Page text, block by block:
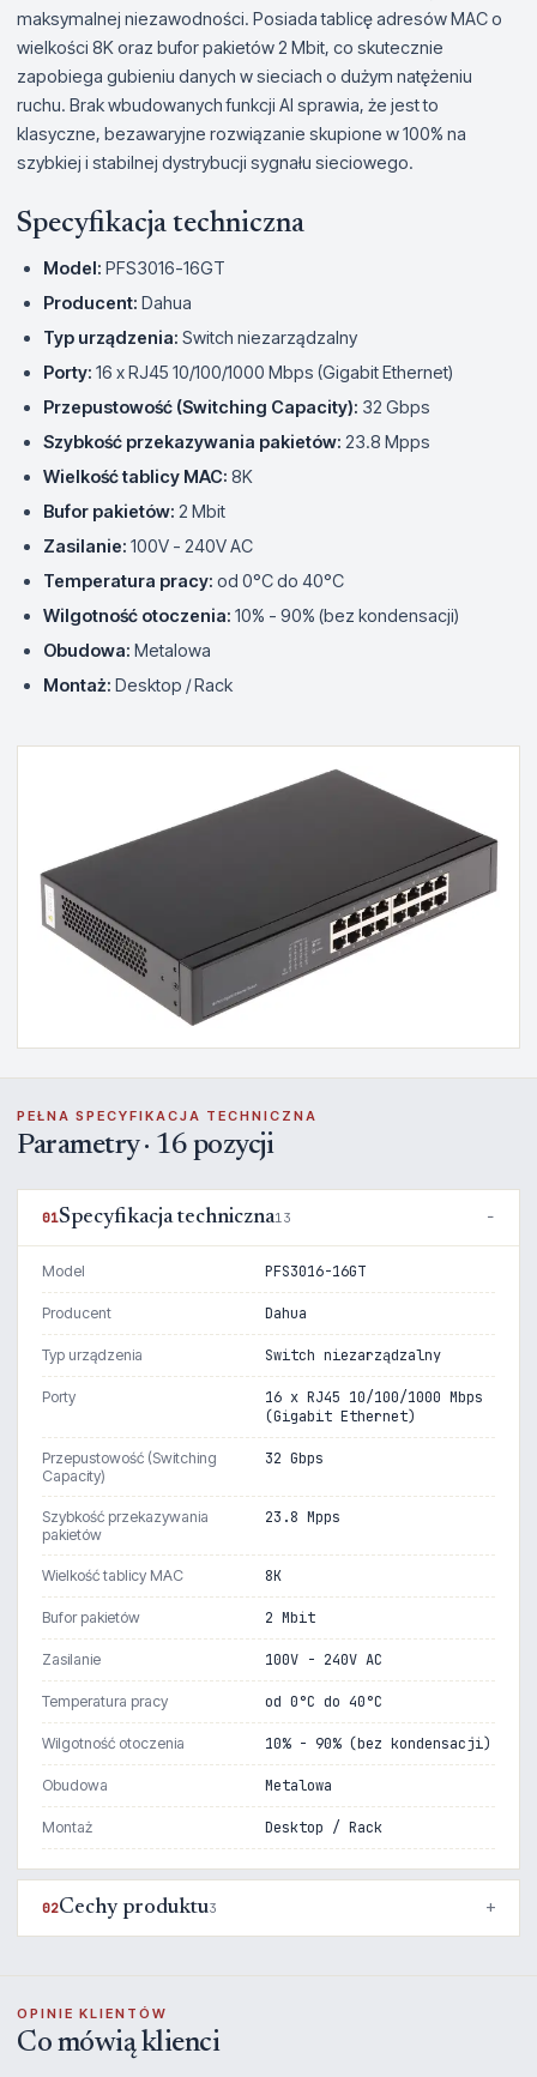
maksymalnej niezawodności. Posiada tablicę adresów MAC o
wielkości 8K oraz bufor pakietów 2 Mbit, co skutecznie
zapobiega gubieniu danych w sieciach o dużym natężeniu
ruchu. Brak wbudowanych funkcji AI sprawia, że jest to
klasyczne, bezawaryjne rozwiązanie skupione w 100% na
szybkiej i stabilnej dystrybucji sygnału sieciowego.
Specyfikacja techniczna
Model: PFS3016-16GT
Producent: Dahua
Typ urządzenia: Switch niezarządzalny
Porty: 16 x RJ45 10/100/1000 Mbps (Gigabit Ethernet)
Przepustowość (Switching Capacity): 32 Gbps
Szybkość przekazywania pakietów: 23.8 Mpps
Wielkość tablicy MAC: 8K
Bufor pakietów: 2 Mbit
Zasilanie: 100V - 240V AC
Temperatura pracy: od 0°C do 40°C
Wilgotność otoczenia: 10% - 90% (bez kondensacji)
Obudowa: Metalowa
Montaż: Desktop / Rack
PEŁNA SPECYFIKACJA TECHNICZNA
Parametry · 16 pozycji
01Specyfikacja techniczna13
Model PFS3016-16GT
Producent Dahua
Typ urządzenia Switch niezarządzalny
Porty
16 x RJ45 10/100/1000 Mbps
(Gigabit Ethernet)
Przepustowość (Switching
Capacity)
32 Gbps
Szybkość przekazywania
pakietów
23.8 Mpps
Wielkość tablicy MAC 8K
Bufor pakietów 2 Mbit
Zasilanie 100V - 240V AC
Temperatura pracy od 0°C do 40°C
Wilgotność otoczenia 10% - 90% (bez kondensacji)
Obudowa Metalowa
Montaż Desktop / Rack
02Cechy produktu3
OPINIE KLIENTÓW
Co mówią klienci